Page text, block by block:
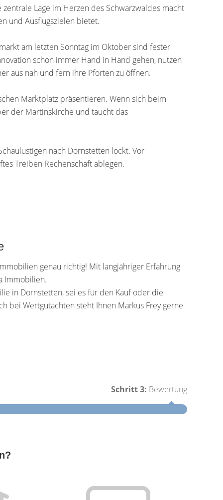
Lage im Herzen des Schwarzwaldes macht
und Ausflugszielen bietet.
am letzten Sonntag im Oktober sind fester
schon immer Hand in Hand gehen, nutzen
aus nah und fern ihre Pforten zu öffnen.
Marktplatz präsentieren. Wenn sich beim
der Martinskirche und taucht das
nach Dornstetten lockt. Vor
Treiben Rechenschaft ablegen.
genau richtig! Mit langjähriger Erfahrung
Immobilien.
in Dornstetten, sei es für den Kauf oder die
bei Wertgutachten steht Ihnen Markus Frey gerne
Schritt 3: Bewertung